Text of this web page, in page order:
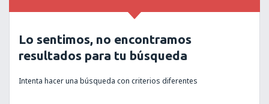
Lo sentimos, no encontramos
resultados para tu búsqueda
Intenta hacer una búsqueda con criterios diferentes